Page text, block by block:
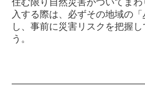
住む限り自然災害がついてま
入する際は、必ずその地域の「
し、事前に災害リスクを把握
う。